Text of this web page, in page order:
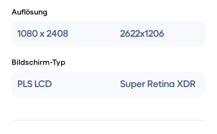
Auflösung
1080 x 2408 2622x1206
Bildschirm-Typ
PLS LCD Super Retina XDR